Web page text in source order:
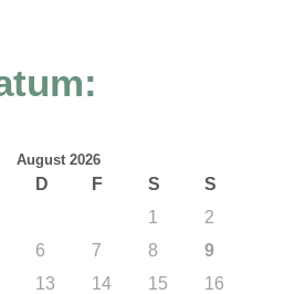
August 2026
D F S
S
1
2
6 7 8
9
13 14 15
16